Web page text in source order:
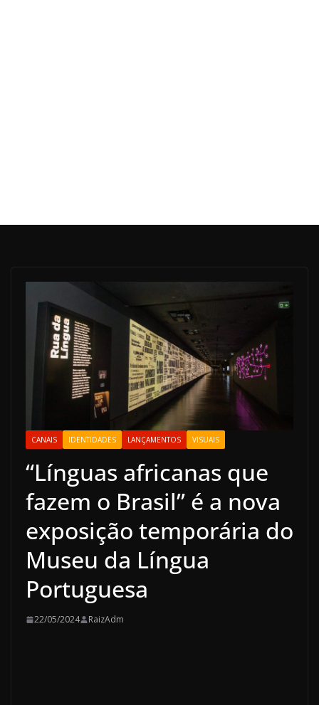
CANAIS IDENTIDADES LANÇAMENTOS VISUAIS
“Línguas africanas que
fazem o Brasil” é a nova
exposição temporária do
Museu da Língua
Portuguesa
22/05/2024 RaizAdm